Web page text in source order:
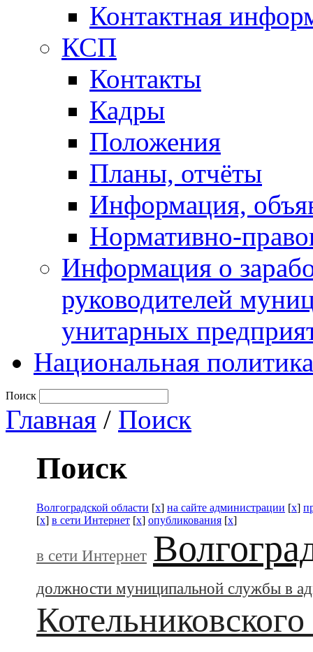
Контактная
КСП
Контакты
Кадры
Положения
Планы, отчёты
Информация,
Нормативно-
Информация о
руководителей
унитарных
Национальная политика
Поиск
Главная / Поиск
Поиск
Волгоградской области [x] на сайте администрации [x]
[x] в сети Интернет [x] опубликования [x]
в сети Интернет
должности муниципальной службы в